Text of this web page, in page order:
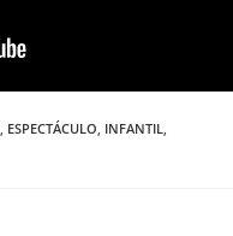
ESPECTÁCULO INFANTIL